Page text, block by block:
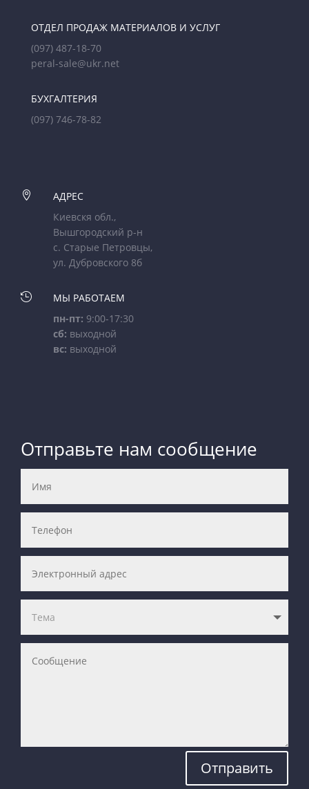
ОТДЕЛ ПРОДАЖ МАТЕРИАЛОВ И УСЛУГ
(097) 487-18-70
peral-sale@ukr.net
БУХГАЛТЕРИЯ
(097) 746-78-82

АДРЕС
Киевскя обл.,
Вышгородский р-н
с. Старые Петровцы,
ул. Дубровского 8б

МЫ РАБОТАЕМ
пн-пт: 9:00-17:30
сб: выходной
вс: выходной
Отправьте нам сообщение
Отправить